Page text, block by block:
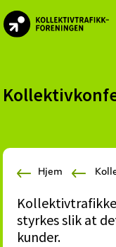
Skip
to
Skip
to
Skip
to
offentlige
kjøper
markedsfører
kollektivtrafikk-
Hjem
styrkes slik at
kunder.